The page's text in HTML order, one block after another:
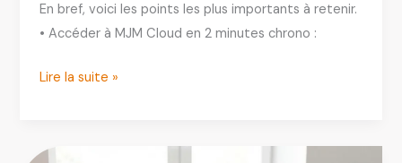
En bref, voici les points les plus importants à retenir.
• Accéder à MJM Cloud en 2 minutes chrono :
MJM
Guide
Lire la suite »